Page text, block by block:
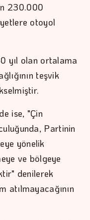
230.000
otoyol
yıl olan ortalama
teşvik
ise, "Çin
Partinin
yönelik
ve bölgeye
denilerek
atılmayacağının